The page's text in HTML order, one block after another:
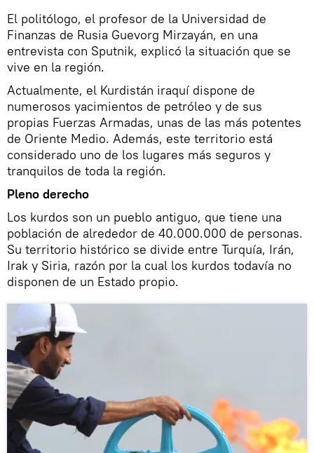
El politólogo, el profesor de la Universidad de
Finanzas de Rusia Guevorg Mirzayán, en una
entrevista con Sputnik, explicó la situación que se
vive en la región.
Actualmente, el Kurdistán iraquí dispone de
numerosos yacimientos de petróleo y de sus
propias Fuerzas Armadas, unas de las más potentes
de Oriente Medio. Además, este territorio está
considerado uno de los lugares más seguros y
tranquilos de toda la región.
Pleno derecho
Los kurdos son un pueblo antiguo, que tiene una
población de alrededor de 40.000.000 de personas.
Su territorio histórico se divide entre Turquía, Irán,
Irak y Siria, razón por la cual los kurdos todavía no
disponen de un Estado propio.